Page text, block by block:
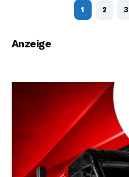
1 2 3
Anzeige